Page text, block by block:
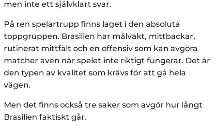
men inte ett självklart svar.
På ren spelartrupp finns laget i den absoluta
toppgruppen. Brasilien har målvakt, mittbackar,
rutinerat mittfält och en offensiv som kan avgöra
matcher även när spelet inte riktigt fungerar. Det är
den typen av kvalitet som krävs för att gå hela
vägen.
Men det finns också tre saker som avgör hur långt
Brasilien faktiskt går.